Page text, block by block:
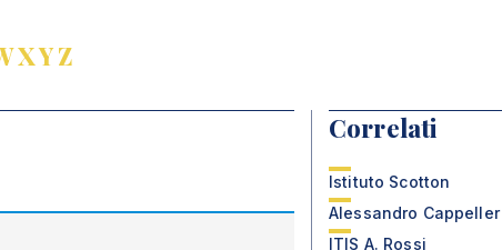
XYZ
Correlati
Istituto Scotton
Alessandro Cappeller
ITIS A. Rossi